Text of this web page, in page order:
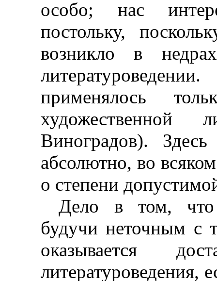
особо; нас
постольку,
возникло в
применялось
художественной
Виноградов).
абсолютно, во
о степени
Дело в том, что
будучинеточным с
оказывается
литературоведения,